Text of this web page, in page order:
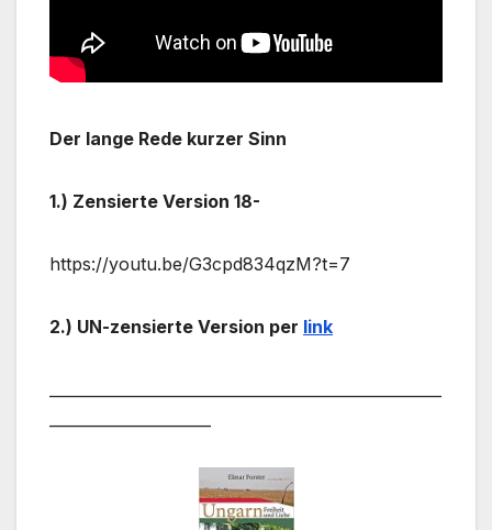
Der lange Rede kurzer Sinn
1.) Zensierte Version 18-
https://youtu.be/G3cpd834qzM?t=7
2.) UN-zensierte Version per link